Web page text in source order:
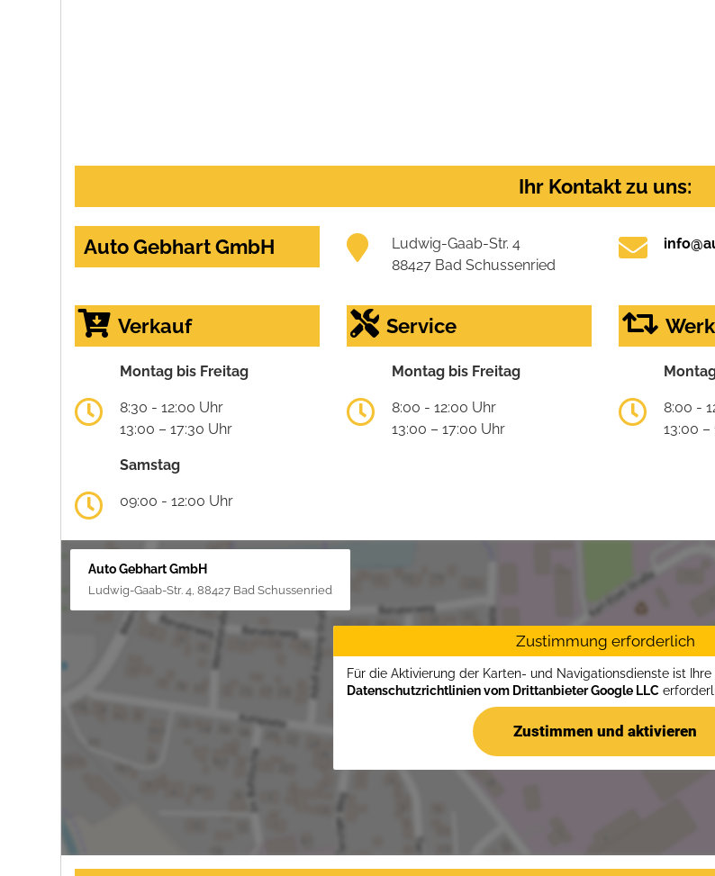
Ihr Kontakt zu uns:
Auto Gebhart GmbH
Ludwig-Gaab-Str. 4
88427 Bad Schussenried
Verkauf
Montag bis Freitag
8:30 - 12:00 Uhr
13:00 – 17:30 Uhr
Samstag
09:00 - 12:00 Uhr
Service
Montag bis Freitag
8:00 - 12:00 Uhr
13:00 – 17:00 Uhr
8:00 -
13:00 –
Auto Gebhart GmbH
Ludwig-Gaab-Str. 4, 88427 Bad Schussenried
Zustimmung erforderlich
Für die Aktivierung der Karten- und Navigationsdienste ist
Datenschutzrichtlinien vom Drittanbieter Google LLC
Zustimmen und aktivieren